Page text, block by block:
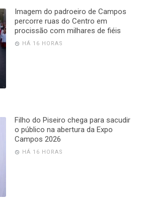
Imagem do padroeiro de Campos
percorre ruas do Centro em
procissão com milhares de fiéis
HÁ 16 HORAS
Filho do Piseiro chega para sacudir
o público na abertura da Expo
Campos 2026
HÁ 16 HORAS